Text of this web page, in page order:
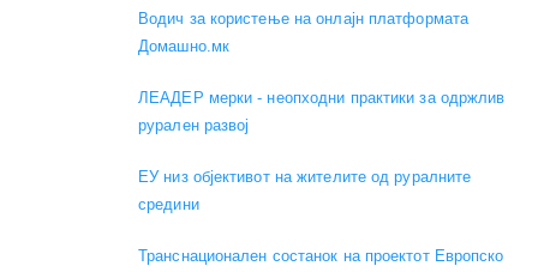
Водич за користење на онлајн платформата
Домашно.мк
ЛЕАДЕР мерки - неопходни практики за одржлив
рурален развој
ЕУ низ објективот на жителите од руралните
средини
Транснационален состанок на проектот Европско